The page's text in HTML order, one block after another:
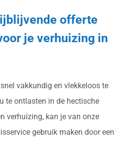
offerte
je verhuizing in
vakkundig en vlekkeloos te
te ontlasten in de hectische
verhuizing, kan je van onze
gebruik maken door een